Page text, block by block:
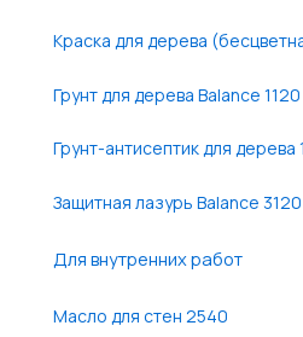
Краска для дерева
Грунт для дерева Balance 1120
Грунт-антисептик для дерева
Защитная лазурь Balance 3120
Для внутренних работ
Масло для стен 2540